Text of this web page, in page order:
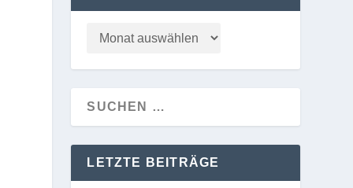
LETZTE BEITRÄGE